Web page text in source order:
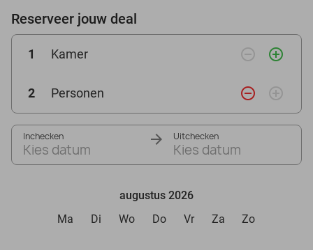
Reserveer jouw deal
1 Kamer remove_circle_outline add_circle_outline
2 Personen remove_circle_outline add_circle_outline
Inchecken
Kies datum
Uitchecken
Kies datum
augustus 2026
Ma
Di Wo Do Vr Za Zo